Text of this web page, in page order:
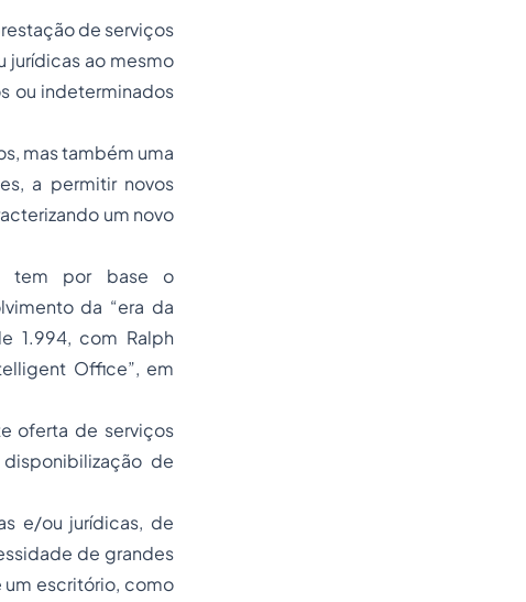
de serviços
jurídicas ao mesmo
ou indeterminados
mas também uma
a permitir novos
um novo
tem por base o
da “era da
1.994, com Ralph
Office”, em
oferta de serviços
de
e/ou jurídicas, de
de grandes
um escritório, como